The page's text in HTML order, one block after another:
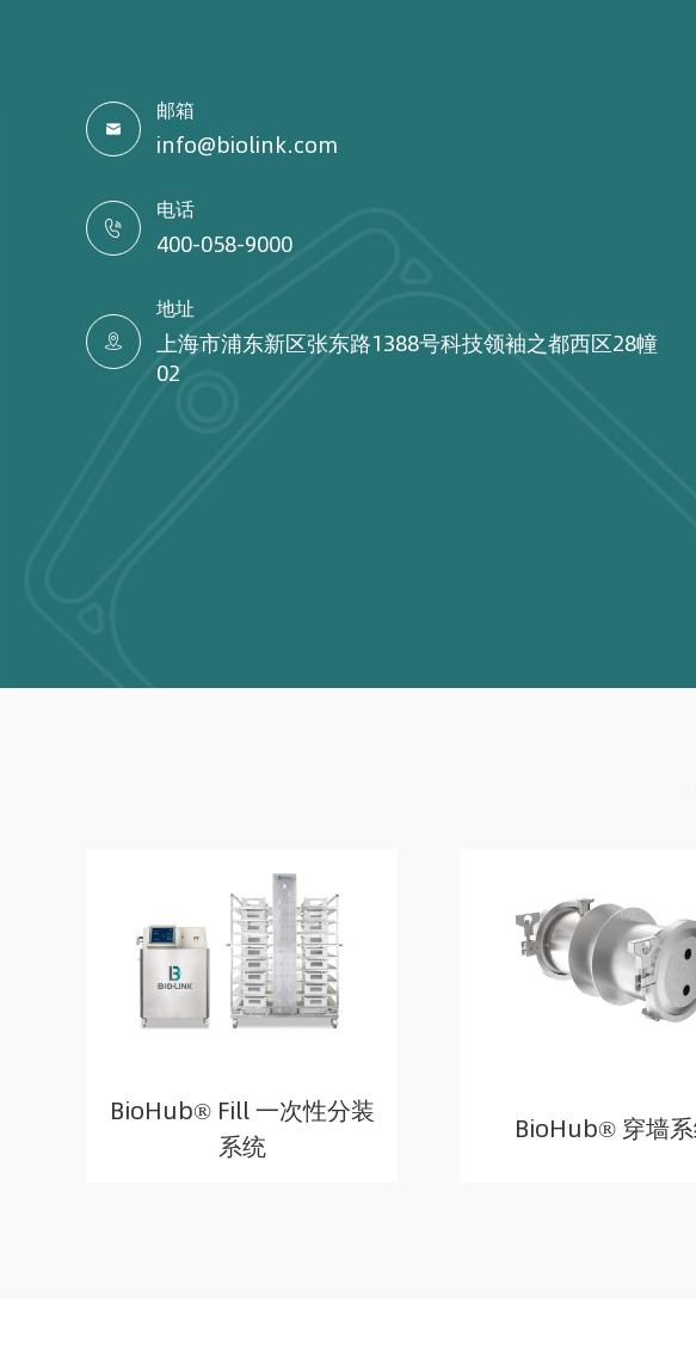

邮箱
info@biolink.com

电话
400-058-9000

地址
上海市浦东新区张东路1388号科技领袖之都西区28幢
02
BioHub® Fill 一次性分装
系统
BioHub® 穿墙